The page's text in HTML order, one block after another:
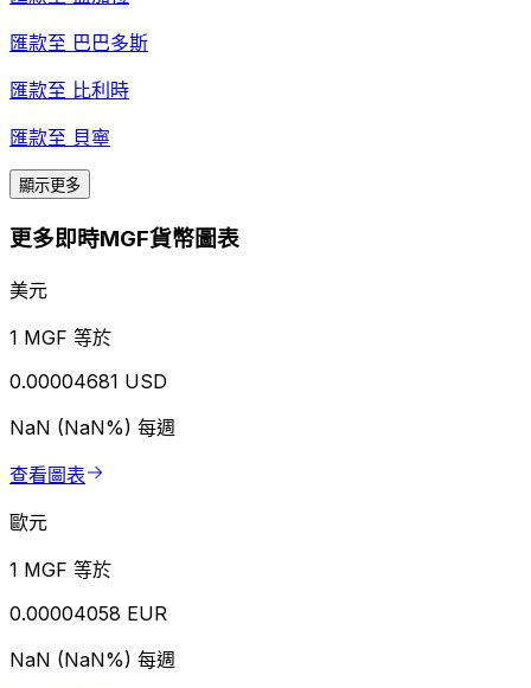
匯款至 巴巴多斯
匯款至 比利時
匯款至 貝寧
顯示更多
更多即時MGF貨幣圖表
美元
1 MGF 等於
0.00004681 USD
NaN (NaN%) 每週
查看圖表
歐元
1 MGF 等於
0.00004058 EUR
NaN (NaN%) 每週